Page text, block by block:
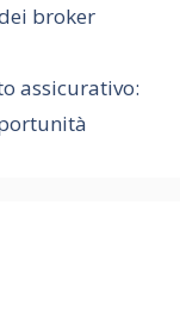
broker
assicurativo: